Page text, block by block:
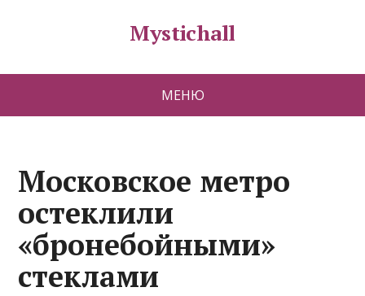
Mystichall
МЕНЮ
Московское метро
остеклили
«бронебойными»
стеклами